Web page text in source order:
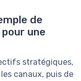
de
une
stratégiques,
canaux, puis de